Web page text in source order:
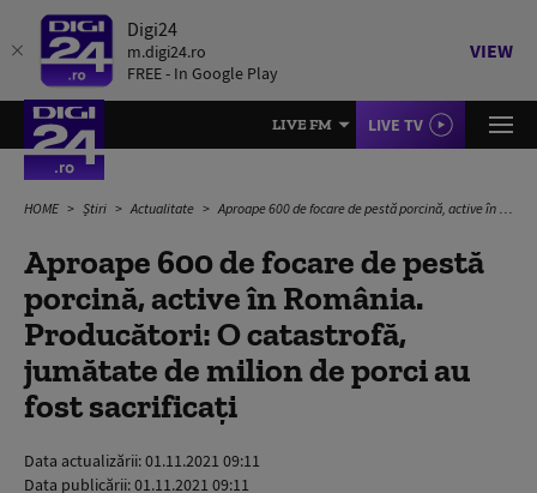
Digi24
m.digi24.ro
FREE - In Google Play
VIEW
LIVE FM LIVE TV
HOME Știri Actualitate Aproape 600 de focare de pestă porcină, active în România. Producători: O catastrofă, jumătate de milion de porci au fost sacrificați
Aproape 600 de focare de pestă
porcină, active în România.
Producători: O catastrofă,
jumătate de milion de porci au
fost sacrificați
Data actualizării:01.11.2021 09:11
Data publicării:01.11.2021 09:11